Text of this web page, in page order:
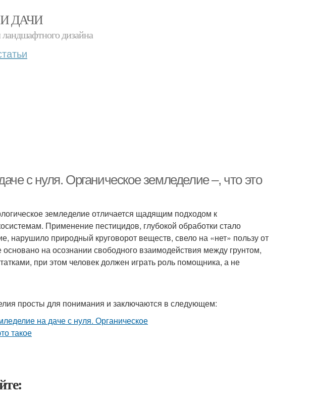
ДАЧИ
ландшафтного дизайна
с нуля. Органическое земледелие –, что это
земледелие отличается щадящим подходом к
Применение пестицидов, глубокой обработки стало
нарушило природный круговорот веществ, свело на «нет» пользу от
на осознании свободного взаимодействия между грунтом,
при этом человек должен играть роль помощника, а не
просты для понимания и заключаются в следующем: